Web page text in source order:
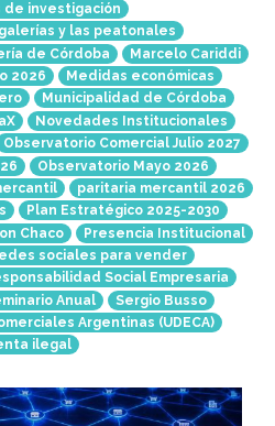
de investigación
y las peatonales
de Córdoba
Marcelo Cariddi
2026
Medidas económicas
Municipalidad de Córdoba
Novedades Institucionales
Observatorio Comercial Julio 2027
Observatorio Mayo 2026
paritaria mercantil 2026
Plan Estratégico 2025-2030
Chaco
Presencia Institucional
sociales para vender
Social Empresaria
Anual
Sergio Busso
Argentinas (UDECA)
ilegal